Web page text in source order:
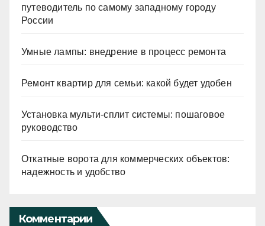
путеводитель по самому западному городу
России
Умные лампы: внедрение в процесс ремонта
Ремонт квартир для семьи: какой будет удобен
Установка мульти-сплит системы: пошаговое
руководство
Откатные ворота для коммерческих объектов:
надежность и удобство
Комментарии